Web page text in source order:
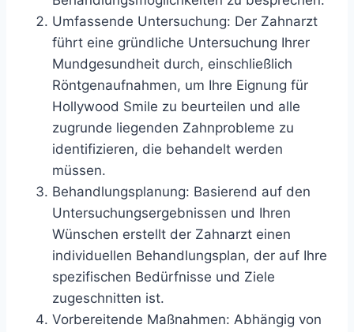
Umfassende Untersuchung: Der Zahnarzt
führt eine gründliche Untersuchung Ihrer
Mundgesundheit durch, einschließlich
Röntgenaufnahmen, um Ihre Eignung für
Hollywood Smile zu beurteilen und alle
zugrunde liegenden Zahnprobleme zu
identifizieren, die behandelt werden
müssen.
Behandlungsplanung: Basierend auf den
Untersuchungsergebnissen und Ihren
Wünschen erstellt der Zahnarzt einen
individuellen Behandlungsplan, der auf Ihre
spezifischen Bedürfnisse und Ziele
zugeschnitten ist.
Vorbereitende Maßnahmen: Abhängig von